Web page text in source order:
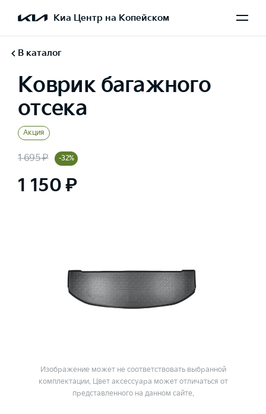
Киа Центр на Копейском
В каталог
Коврик багажного
отсека
Акция
1 695 ₽ -32%
1 150 ₽
Изображение может не соответствовать выбранной
комплектации. Цвет аксессуара может отличаться от
представленного на данном сайте.